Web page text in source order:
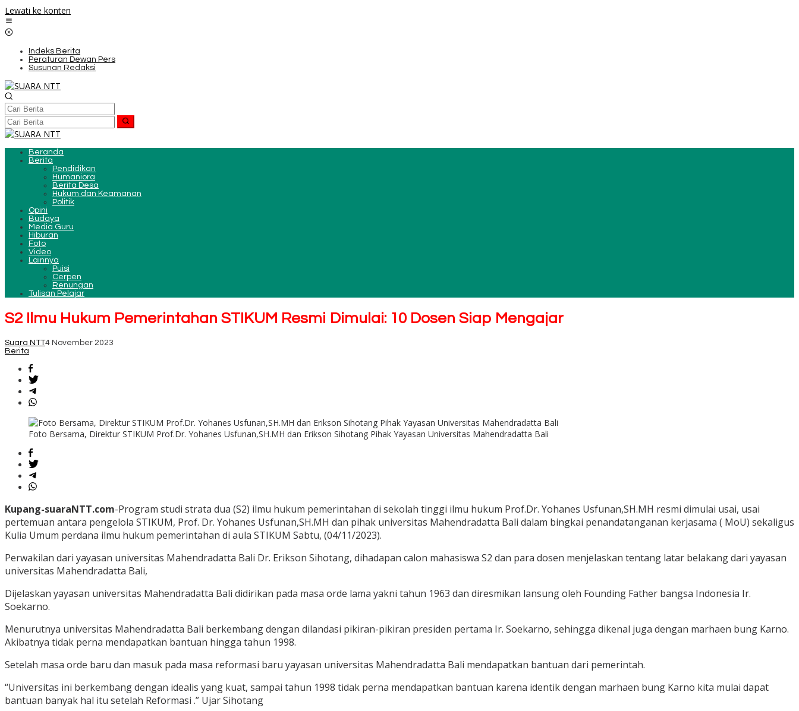
Lewati ke konten
Indeks Berita
Peraturan Dewan Pers
Susunan Redaksi
Beranda
Berita
Pendidikan
Humaniora
Berita Desa
Hukum dan Keamanan
Politik
Opini
Budaya
Media Guru
Hiburan
Foto
Video
Lainnya
Puisi
Cerpen
Renungan
Tulisan Pelajar
S2 Ilmu Hukum Pemerintahan STIKUM Resmi Dimulai: 10 Dosen Siap Mengajar
Suara NTT4 November 2023
Berita
Foto Bersama, Direktur STIKUM Prof.Dr. Yohanes Usfunan,SH.MH dan Erikson Sihotang Pihak Yayasan Universitas Mahendradatta Bali
Kupang-suaraNTT.com-Program studi strata dua (S2) ilmu hukum pemerintahan di sekolah tinggi ilmu hukum Prof.Dr. Yohanes Usfunan,SH.MH resmi dimulai usai, usai
pertemuan antara pengelola STIKUM, Prof. Dr. Yohanes Usfunan,SH.MH dan pihak universitas Mahendradatta Bali dalam bingkai penandatanganan kerjasama ( MoU) sekaligus
Kulia Umum perdana ilmu hukum pemerintahan di aula STIKUM Sabtu, (04/11/2023).
Perwakilan dari yayasan universitas Mahendradatta Bali Dr. Erikson Sihotang, dihadapan calon mahasiswa S2 dan para dosen menjelaskan tentang latar belakang dari yayasan
universitas Mahendradatta Bali,
Dijelaskan yayasan universitas Mahendradatta Bali didirikan pada masa orde lama yakni tahun 1963 dan diresmikan lansung oleh Founding Father bangsa Indonesia Ir.
Soekarno.
Menurutnya universitas Mahendradatta Bali berkembang dengan dilandasi pikiran-pikiran presiden pertama Ir. Soekarno, sehingga dikenal juga dengan marhaen bung Karno.
Akibatnya tidak perna mendapatkan bantuan hingga tahun 1998.
Setelah masa orde baru dan masuk pada masa reformasi baru yayasan universitas Mahendradatta Bali mendapatkan bantuan dari pemerintah.
“Universitas ini berkembang dengan idealis yang kuat, sampai tahun 1998 tidak perna mendapatkan bantuan karena identik dengan marhaen bung Karno kita mulai dapat
bantuan banyak hal itu setelah Reformasi .” Ujar Sihotang